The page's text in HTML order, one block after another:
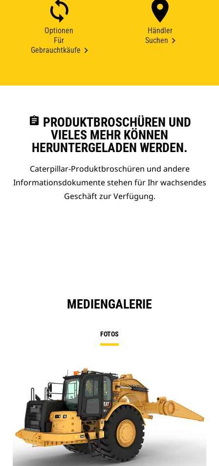
Optionen
Für
Gebrauchtkäufe
Händler
Suchen
assignment PRODUKTBROSCHÜREN UND
VIELES MEHR KÖNNEN
HERUNTERGELADEN WERDEN.
Caterpillar-Produktbroschüren und andere
Informationsdokumente stehen für Ihr wachsendes
Geschäft zur Verfügung.
MEDIENGALERIE
FOTOS